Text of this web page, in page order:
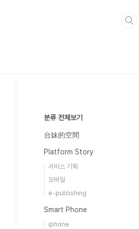
분류 전체보기
台妹的空間
Platform Story
서비스 기획
모바일
e-publishing
Smart Phone
iphone